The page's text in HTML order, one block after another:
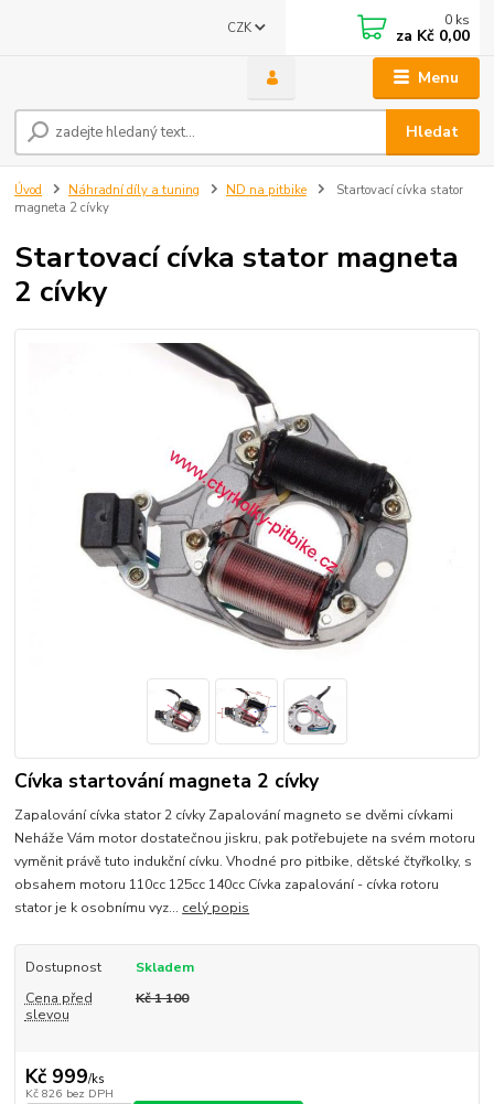
Menu
CZK
Hledat
0 ks
za Kč 0,00
Úvod Náhradní díly a tuning ND na pitbike
Startovací cívka stator
magneta 2 cívky
Startovací cívka stator magneta
2 cívky
Cívka startování magneta 2 cívky
Zapalování cívka stator 2 cívky Zapalování magneto se dvěmi cívkami
Neháže Vám motor dostatečnou jiskru, pak potřebujete na svém motoru
vyměnit právě tuto indukční cívku. Vhodné pro pitbike, dětské čtyřkolky, s
obsahem motoru 110cc 125cc 140cc Cívka zapalování - cívka rotoru
stator je k osobnímu vyz... celý popis
Dostupnost
Skladem
Cena před
slevou
Kč 1 100
Kč 999/ks
Kč 826 bez DPH